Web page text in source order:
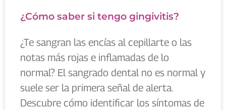
¿Cómo saber si tengo gingivitis?
¿Te sangran las encías al cepillarte o las
notas más rojas e inflamadas de lo
normal? El sangrado dental no es normal y
suele ser la primera señal de alerta.
Descubre cómo identificar los síntomas de